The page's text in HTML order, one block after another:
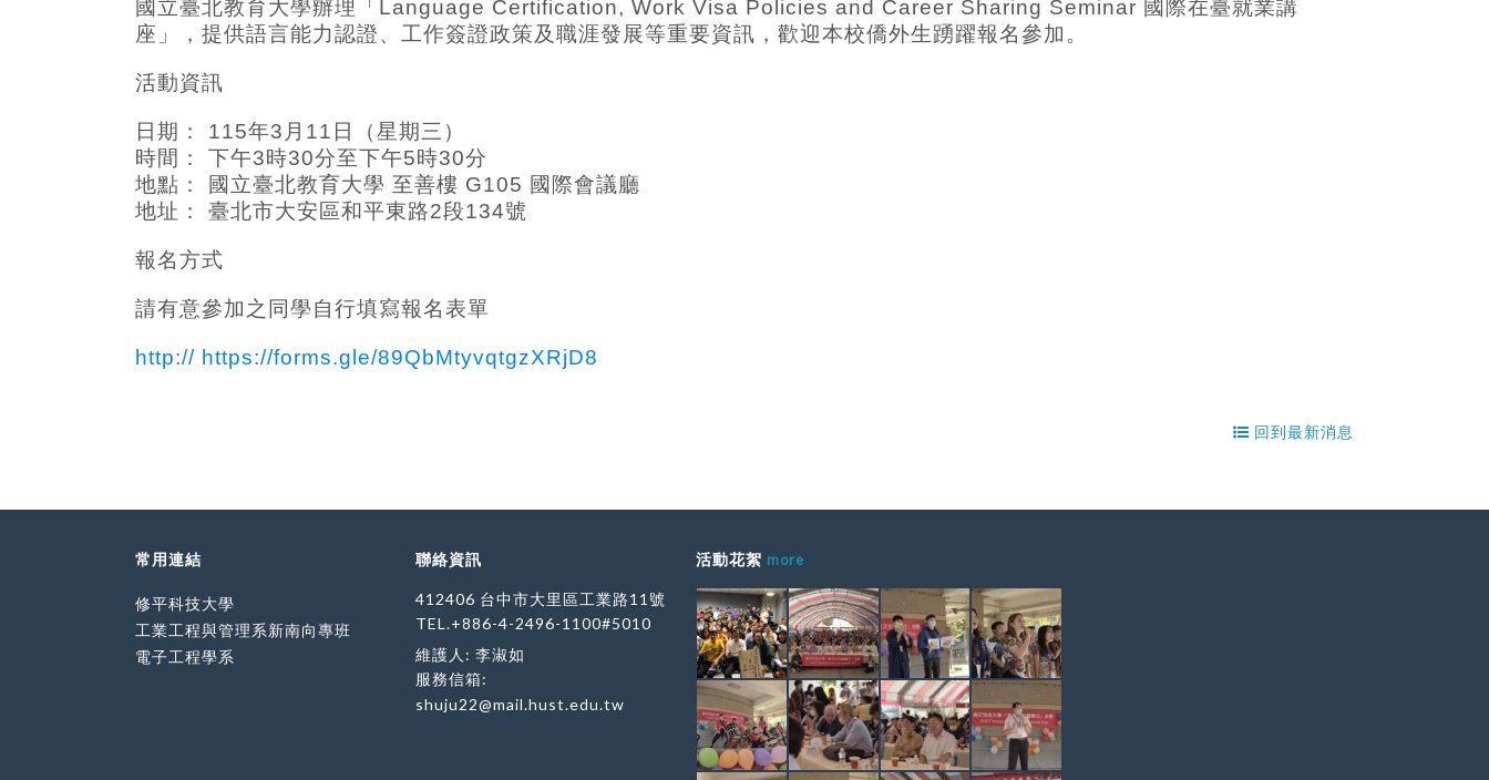
國立臺北教育大學辦理「Language Certification, Work Visa Policies and Career Sharing Seminar 國際在臺就業講
座」， 提供語言能力認證、工作簽證政策及職涯發展等重要資訊，歡迎本校僑外生踴躍報名參加。
活動資訊
日期： 115年3月11日（星期三）
時間： 下午3時30分至下午5時30分
地點： 國立臺北教育大學 至善樓 G105 國際會議廳
地址： 臺北市大安區和平東路2段134號
報名方式
請有意參加之同學自行填寫報名表單
http:// https://forms.gle/89QbMtyvqtgzXRjD8
回到最新消息
常用連結
修平科技大學
工業工程與管理系新南向專班
電子工程學系
聯絡資訊
412406 台中市大里區工業路11號
TEL.+886-4-2496-1100#5010
維護人: 李淑如
服務信箱:
shuju22@mail.hust.edu.tw
活動花絮 more